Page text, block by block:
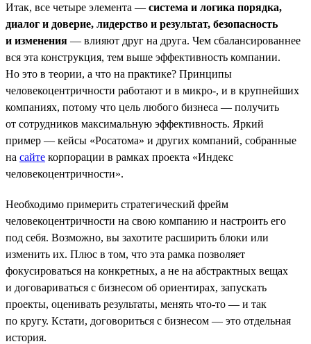
Итак, все четыре элемента — система и логика порядка,
диалог и доверие, лидерство и результат, безопасность
и изменения — влияют друг на друга. Чем сбалансированнее
вся эта конструкция, тем выше эффективность компании.
Но это в теории, а что на практике? Принципы
человекоцентричности работают и в микро-, и в крупнейших
компаниях, потому что цель любого бизнеса — получить
от сотрудников максимальную эффективность. Яркий
пример — кейсы «Росатома» и других компаний, собранные
на сайте корпорации в рамках проекта «Индекс
человекоцентричности».
Необходимо примерить стратегический фрейм
человекоцентричности на свою компанию и настроить его
под себя. Возможно, вы захотите расширить блоки или
изменить их. Плюс в том, что эта рамка позволяет
фокусироваться на конкретных, а не на абстрактных вещах
и договариваться с бизнесом об ориентирах, запускать
проекты, оценивать результаты, менять что-то — и так
по кругу. Кстати, договориться с бизнесом — это отдельная
история.